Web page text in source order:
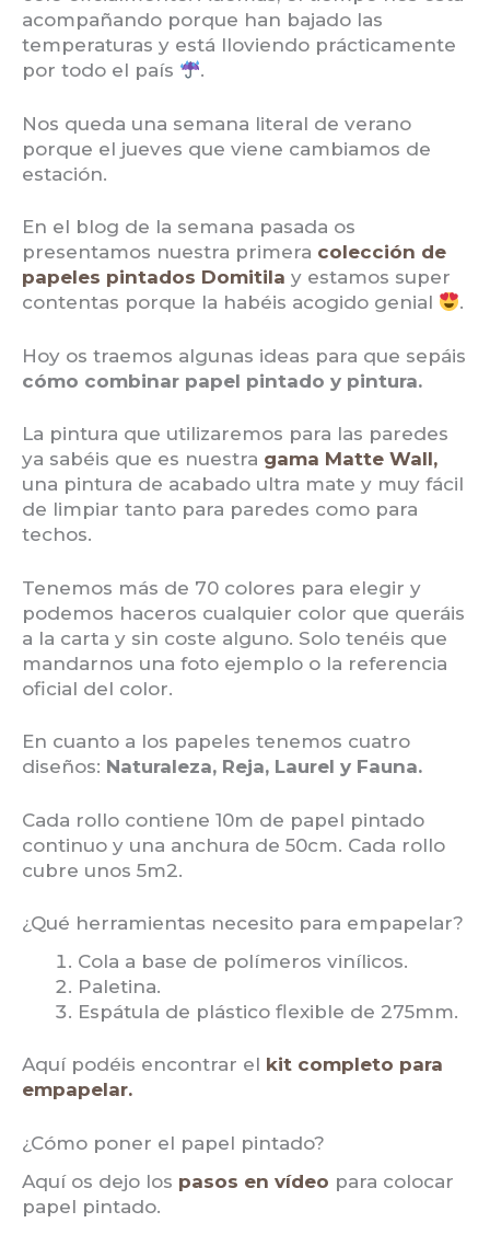
acompañando porque han bajado las
temperaturas y está lloviendo prácticamente
por todo el país
.
Nos queda una semana literal de verano
porque el jueves que viene cambiamos de
estación.
En el blog de la semana pasada os
presentamos nuestra primera colección de
papeles pintados Domitila y estamos super
contentas porque la habéis acogido genial
.
Hoy os traemos algunas ideas para que sepáis
cómo combinar papel pintado y pintura.
La pintura que utilizaremos para las paredes
ya sabéis que es nuestra gama Matte Wall,
una pintura de acabado ultra mate y muy fácil
de limpiar tanto para paredes como para
techos.
Tenemos más de 70 colores para elegir y
podemos haceros cualquier color que queráis
a la carta y sin coste alguno. Solo tenéis que
mandarnos una foto ejemplo o la referencia
oficial del color.
En cuanto a los papeles tenemos cuatro
diseños: Naturaleza, Reja, Laurel y Fauna.
Cada rollo contiene 10m de papel pintado
continuo y una anchura de 50cm. Cada rollo
cubre unos 5m2.
¿Qué herramientas necesito para empapelar?
Cola a base de polímeros vinílicos.
Paletina.
Espátula de plástico flexible de 275mm.
Aquí podéis encontrar el kit completo para
empapelar.
¿Cómo poner el papel pintado?
Aquí os dejo los pasos en vídeo para colocar
papel pintado.